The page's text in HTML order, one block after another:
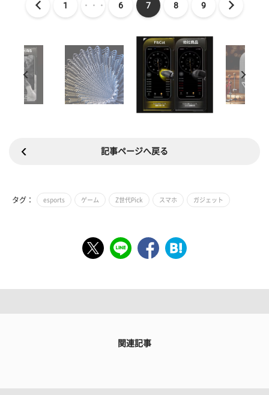
1 ・・・ 6 7 8 9
記事ページへ戻る
タグ： esports ゲーム Z世代Pick スマホ ガジェット
関連記事